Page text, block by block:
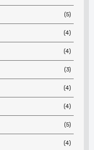
(5)
(4)
(4)
(3)
(4)
(4)
(5)
(4)